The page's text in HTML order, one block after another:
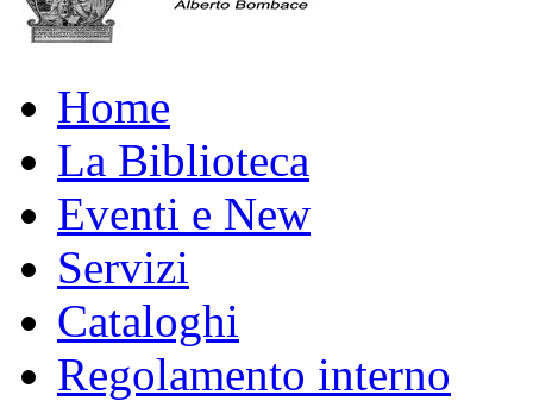
Home
La Biblioteca
Eventi e New
Servizi
Cataloghi
Regolamento interno